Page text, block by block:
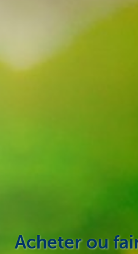
Acheter ou